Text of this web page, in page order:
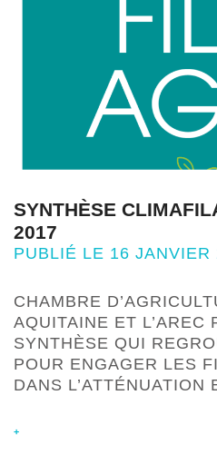
SYNTHÈSE
2017
PUBLIÉ LE 16 JANVIER
CHAMBRE
AQUITAINE ET L’AREC
SYNTHÈSE QUI
POUR ENGAGER LES
DANS L’ATTÉNUATION
+